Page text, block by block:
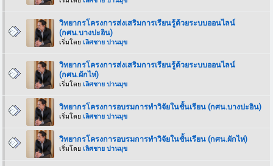
วิทยากรโครงการส่งเสริมการเรียนรู้ด้วยระบบออนไลน์
(กศน.บางปะอิน)
เริ่มโดยเลิศชาย ปานมุข
วิทยากรโครงการส่งเสริมการเรียนรู้ด้วยระบบออนไลน์
(กศน.ผักไห่)
เริ่มโดยเลิศชาย ปานมุข
วิทยากรโครงการอบรมการทำวิจัยในชั้นเรียน (กศน.บางปะอิน)
เริ่มโดยเลิศชาย ปานมุข
วิทยากรโครงการอบรมการทำวิจัยในชั้นเรียน (กศน.ผักไห่)
เริ่มโดยเลิศชาย ปานมุข